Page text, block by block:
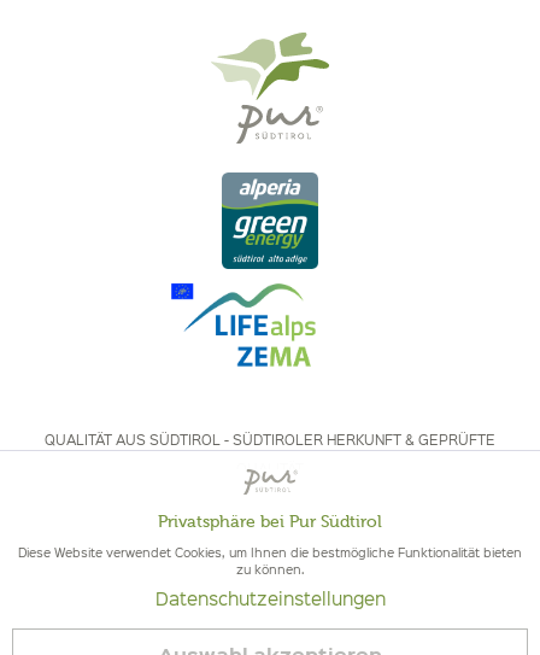
QUALITÄT AUS SÜDTIROL - SÜDTIROLER HERKUNFT & GEPRÜFTE
QUALITÄT
Aktiv
Inaktiv
Privatsphäre bei Pur Südtirol
Diese Website verwendet Cookies, um Ihnen die bestmögliche Funktionalität bieten
zu können.
Datenschutzeinstellungen